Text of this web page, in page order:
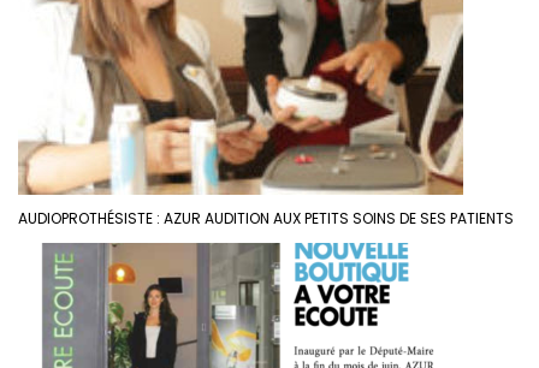
AUDIOPROTHÉSISTE : AZUR AUDITION AUX PETITS SOINS DE SES PATIENTS